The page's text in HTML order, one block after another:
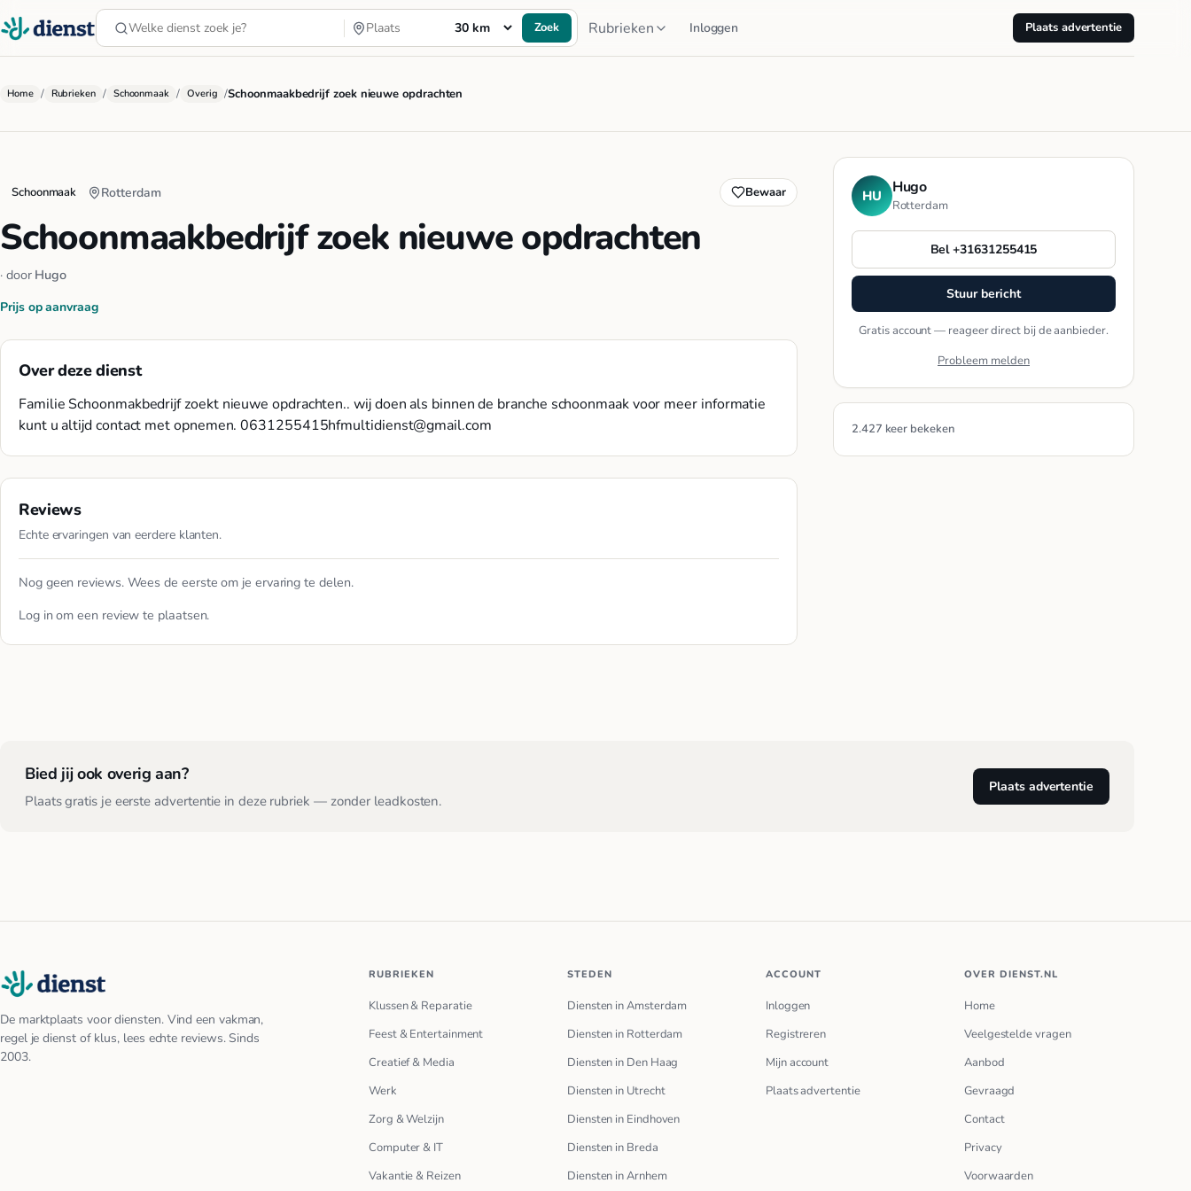
Zoek Rubrieken Inloggen Plaats advertentie
Home / Rubrieken / Schoonmaak / Overig /Schoonmaakbedrijf zoek nieuwe opdrachten
Schoonmaak Rotterdam Bewaar
Schoonmaakbedrijf zoek nieuwe opdrachten
· door Hugo
Prijs op aanvraag
Over deze dienst
Familie Schoonmakbedrijf zoekt nieuwe opdrachten.. wij doen als binnen de branche schoonmaak voor meer informatie
kunt u altijd contact met opnemen.0631255415hfmultidienst@gmail.com
Reviews
Echte ervaringen van eerdere klanten.
Nog geen reviews. Wees de eerste om je ervaring te delen.
Log in om een review te plaatsen.
HU Hugo
Rotterdam
Bel +31631255415
Stuur bericht
Gratis account — reageer direct bij de aanbieder.
Probleem melden
2.427 keer bekeken
Bied jij ook overig aan?
Plaats gratis je eerste advertentie in deze rubriek — zonder leadkosten.
Plaats advertentie
De marktplaats voor diensten. Vind een vakman,
regel je dienst of klus, lees echte reviews. Sinds
2003.
RUBRIEKEN
Klussen & Reparatie
Feest & Entertainment
Creatief & Media
Werk
Zorg & Welzijn
Computer & IT
Vakantie & Reizen
STEDEN
Diensten in Amsterdam
Diensten in Rotterdam
Diensten in Den Haag
Diensten in Utrecht
Diensten in Eindhoven
Diensten in Breda
Diensten in Arnhem
ACCOUNT
Inloggen
Registreren
Mijn account
Plaats advertentie
OVER DIENST.NL
Home
Veelgestelde vragen
Aanbod
Gevraagd
Contact
Privacy
Voorwaarden